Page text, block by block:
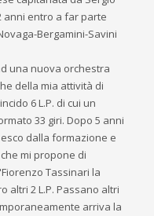
anni entro a far parte
Bergamini-Savini
una nuova orchestra
della mia attività di
6 L.P. di cui un
33 giri. Dopo 5 anni
dalla formazione e
mi propone di
Tassinari la
altri 2 L.P. Passano altri
arriva la